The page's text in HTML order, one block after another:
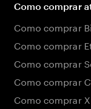
Como comprar
Como comprar
Como comprar
Como comprar
Como comprar
Como comprar